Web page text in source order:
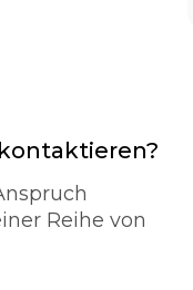
eine
erst einmal
zu Ihrer
Die letzte
Aufbohrung.
Reihe von